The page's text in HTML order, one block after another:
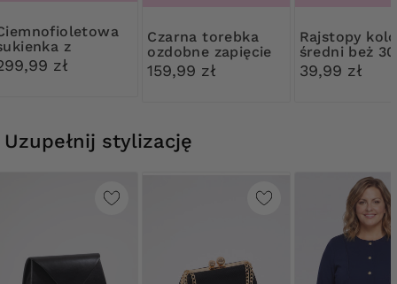
z
zł
Czarna torebka
ozdobne zapięcie
159,99 zł
Rajstopy kolor
średni beż
Ribessa
39,99 zł
Uzupełnij stylizację